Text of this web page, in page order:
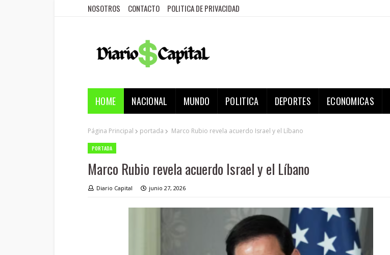
NOSOTROS CONTACTO POLITICA DE PRIVACIDAD
HOME NACIONAL MUNDO POLITICA DEPORTES ECONOMICAS
Página Principal portada Marco Rubio revela acuerdo Israel y el Líbano
PORTADA
Marco Rubio revela acuerdo Israel y el Líbano
Diario Capital junio 27, 2026